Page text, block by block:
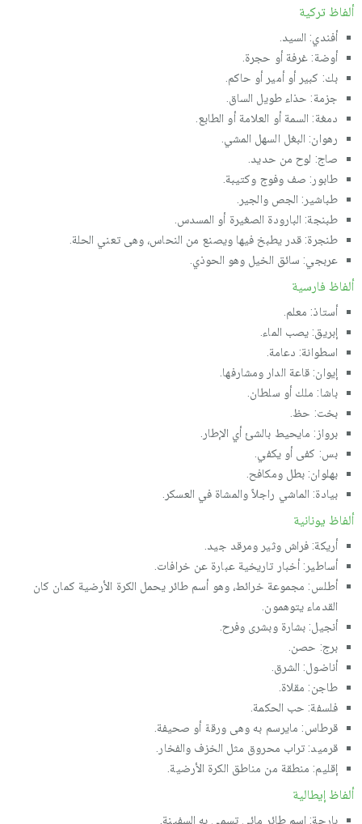
ألفاظ تركية
أفندي: السيد.
أوضة: غرفة أو حجرة.
بك: كبير أو أمير أو حاكم.
جزمة: حذاء طويل الساق.
دمغة: السمة أو العلامة أو الطابع.
رهوان: البغل السهل المشي.
صاج: لوح من حديد.
طابور: صف وفوج وكتيبة.
طباشير: الجص والجير.
طبنجة: البارودة الصغيرة أو المسدس.
طنجرة: قدر يطبخ فيها ويصنع من النحاس، وهى تعني الحلة.
عربجي: سائق الخيل وهو الحوذي.
ألفاظ فارسية
أستاذ: معلم.
إبريق: يصب الماء.
اسطوانة: دعامة.
إيوان: قاعة الدار ومشارفها.
باشا: ملك أو سلطان.
بخت: حظ.
برواز: مايحيط بالشئ أي الإطار.
بس: كفى أو يكفي.
بهلوان: بطل ومكافح.
بيادة: الماشي راجلاً والمشاة في العسكر.
ألفاظ يونانية
أريكة: فراش وثير ومرقد جيد.
أساطير: أخبار تاريخية عبارة عن خرافات.
أطلس: مجموعة خرائط، وهو أسم طائر يحمل الكرة الأرضية كمان كان
القدماء يتوهمون.
أنجيل: بشارة وبشرى وفرح.
برج: حصن.
أناضول: الشرق.
طاجن: مقلاة.
فلسفة: حب الحكمة.
قرطاس: مايرسم به وهى ورقة أو صحيفة.
قرميد: تراب محروق مثل الخزف والفخار.
إقليم: منطقة من مناطق الكرة الأرضية.
ألفاظ إيطالية
بارجة: اسم طائر مائي تسمى به السفينة.